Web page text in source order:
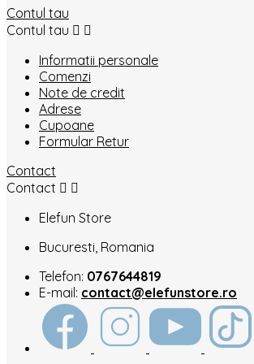
Contul tau
Contul tau  
Informatii personale
Comenzi
Note de credit
Adrese
Cupoane
Formular Retur
Contact
Contact  
Elefun Store
Bucuresti, Romania
Telefon: 0767644819
E-mail: contact@elefunstore.ro